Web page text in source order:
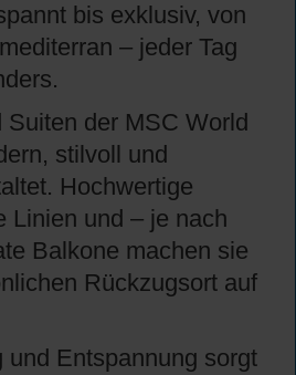
bis exklusiv, von
– jeder Tag
Suiten der MSC World
stilvoll und
Hochwertige
Linien und – je nach
Balkone machen sie
Rückzugsort auf
und Entspannung sorgt